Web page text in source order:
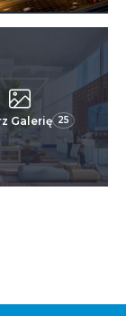
Galerię 25